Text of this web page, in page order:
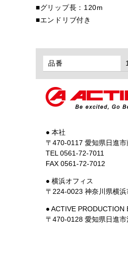
■グリップ長：120m
■エンドリブ付き
品番
● 本社
〒470-0117 愛知県日進
TEL 0561-72-7011
FAX 0561-72-7012
● 横浜オフィス
〒224-0023 神奈川県横
● ACTIVE PRODUCTION
〒470-0128 愛知県日進